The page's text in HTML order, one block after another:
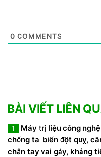
0 COMMENTS
BÀI VIẾT LIÊN
1
Máy trị liệu công
chống tai biến đột quỵ,
chân tay vai gáy, kháng